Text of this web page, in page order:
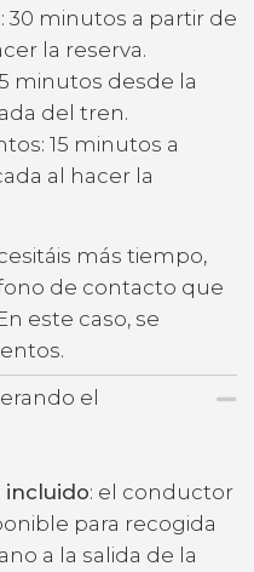
30 minutos a partir de
la reserva.
minutos desde la
del tren.
15 minutos a
al hacer la
más tiempo,
de contacto que
este caso, se
el
incluido: el conductor
para recogida
a la salida de la